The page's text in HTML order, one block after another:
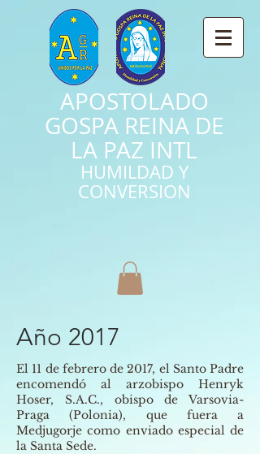
APOSTOLADO
GOSPA REINA DE
LA PAZ INTL
HUMILDAD Y
CONVERSION
Año 2017
El 11 de febrero de 2017, el Santo Padre
encomendó al arzobispo Henryk
Hoser, S.A.C., obispo de Varsovia-
Praga (Polonia), que fuera a
Medjugorje como enviado especial de
la Santa Sede.